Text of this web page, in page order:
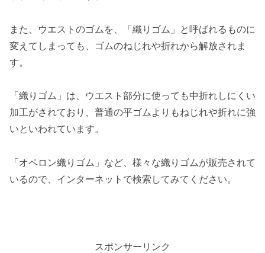
また、ウエストのゴムを、「織りゴム」と呼ばれるものに
変えてしまっても、ゴムのねじれや折れから解放されま
す。
「織りゴム」は、ウエスト部分に使っても中折れしにくい
加工がされており、普通の平ゴムよりもねじれや折れに強
いといわれています。
「オペロン織りゴム」など、様々な織りゴムが販売されて
いるので、インターネットで検索してみてください。
スポンサーリンク